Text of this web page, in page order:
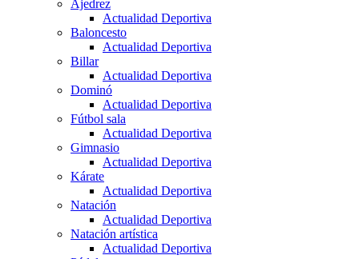
Ajedrez
Actualidad Deportiva
Baloncesto
Actualidad Deportiva
Billar
Actualidad Deportiva
Dominó
Actualidad Deportiva
Fútbol sala
Actualidad Deportiva
Gimnasio
Actualidad Deportiva
Kárate
Actualidad Deportiva
Natación
Actualidad Deportiva
Natación artística
Actualidad Deportiva